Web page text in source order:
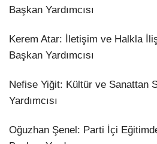
Başkan Yardımcısı
​Kerem Atar: İletişim ve Halkla
Başkan Yardımcısı
​Nefise Yiğit: Kültür ve Sanattan
Yardımcısı
​Oğuzhan Şenel: Parti İçi